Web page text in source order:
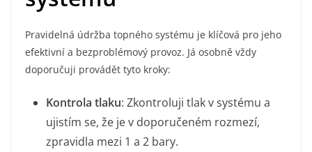
Pravidelná údržba topného systému je klíčová pro jeho
efektivní a bezproblémový provoz. Já osobně vždy
doporučuji provádět tyto kroky:
Kontrola tlaku: Zkontroluji tlak v systému a
ujistím se, že je v doporučeném rozmezí,
zpravidla mezi 1 a 2 bary.